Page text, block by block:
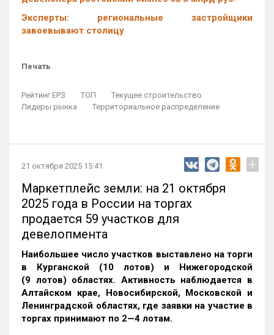
Эксперты: региональные застройщики
завоевывают столицу
Печать
Рейтинг ЕРЗ ТОП
Текущее строительство
Лидеры рынка
Территориальное распределение
21 октября 2025 15:41 +
Маркетплейс земли: на 21 октября
2025 года в России на торгах
продается 59 участков для
девелопмента
Наибольшее число участков выставлено на торги
в Курганской (10 лотов) и Нижегородской
(9 лотов) областях. Активность наблюдается в
Алтайском крае, Новосибирской, Московской и
Ленинградской областях, где заявки на участие в
торгах принимают по 2—4 лотам.